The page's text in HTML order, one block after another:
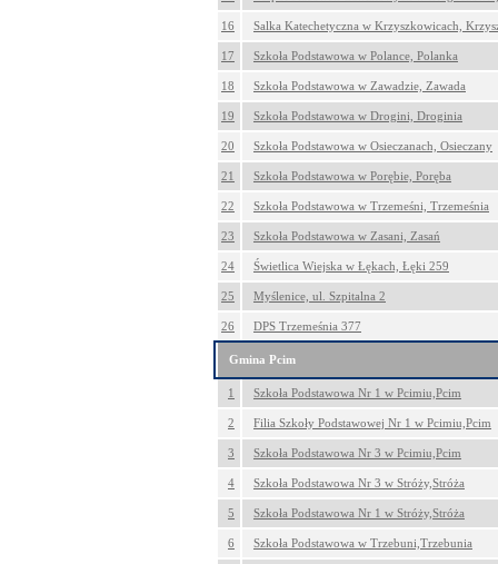
16 Salka Katechetyczna w Krzyszkowicach,
17 Szkoła Podstawowa w Polance, Polanka
18 Szkoła Podstawowa w Zawadzie, Zawada
19 Szkoła Podstawowa w Drogini, Droginia
20 Szkoła Podstawowa w Osieczanach, Osieczany
21 Szkoła Podstawowa w Porębie, Poręba
22 Szkoła Podstawowa w Trzemeśni, Trzemeśnia
23 Szkoła Podstawowa w Zasani, Zasań
24 Świetlica Wiejska w Łękach, Łęki 259
25 Myślenice, ul. Szpitalna 2
26 DPS Trzemeśnia 377
Gmina Pcim
1 Szkoła Podstawowa Nr 1 w Pcimiu,Pcim
2 Filia Szkoły Podstawowej Nr 1 w Pcimiu,Pcim
3 Szkoła Podstawowa Nr 3 w Pcimiu,Pcim
4 Szkoła Podstawowa Nr 3 w Stróży,Stróża
5 Szkoła Podstawowa Nr 1 w Stróży,Stróża
6 Szkoła Podstawowa w Trzebuni,Trzebunia